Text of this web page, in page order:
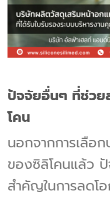
ปัจจัยอื่นๆ ที่ช่ว
โคน
นอกจากการเลือก
ของซิลิโคนแล้ว
สำคัญในการลดโ